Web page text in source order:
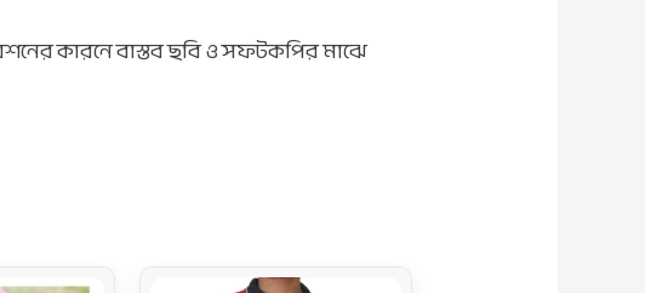
কারনে বাস্তব ছবি ও সফটকপির মাঝে